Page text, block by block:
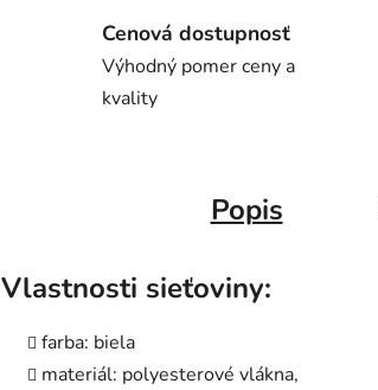
Cenová dostupnosť
Výhodný pomer ceny a
kvality
Popis
Vlastnosti sieťoviny:
farba: biela
materiál: polyesterové vlákna,